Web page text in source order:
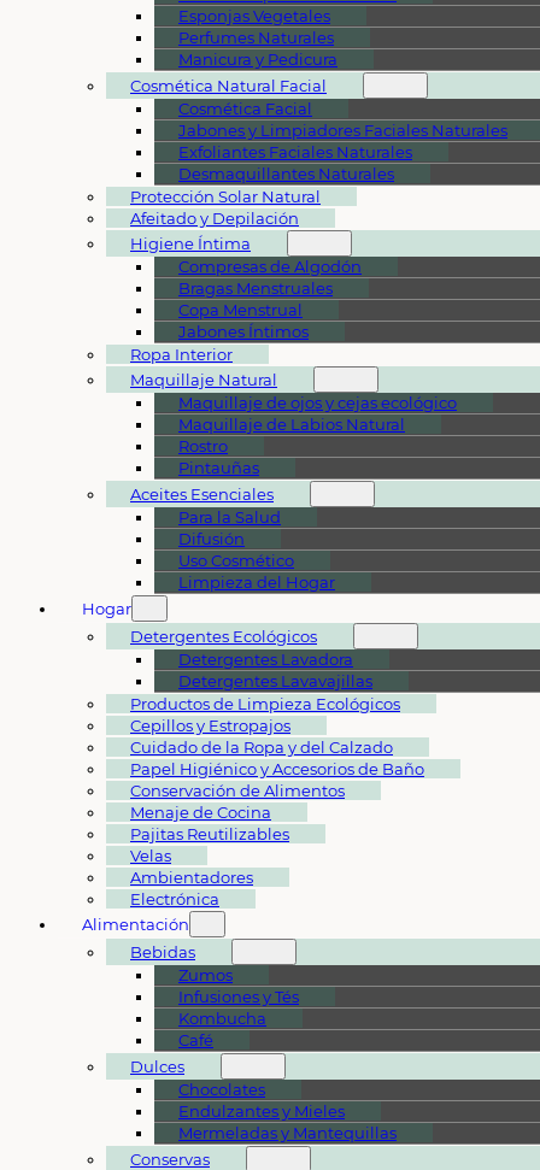
Esponjas Vegetales
Perfumes Naturales
Manicura y Pedicura
Cosmética Natural Facial
Cosmética Facial
Jabones y Limpiadores Faciales Naturales
Exfoliantes Faciales Naturales
Desmaquillantes Naturales
Protección Solar Natural
Afeitado y Depilación
Higiene Íntima
Compresas de Algodón
Bragas Menstruales
Copa Menstrual
Jabones Íntimos
Ropa Interior
Maquillaje Natural
Maquillaje de ojos y cejas ecológico
Maquillaje de Labios Natural
Rostro
Pintauñas
Aceites Esenciales
Para la Salud
Difusión
Uso Cosmético
Limpieza del Hogar
Hogar
Detergentes Ecológicos
Detergentes Lavadora
Detergentes Lavavajillas
Productos de Limpieza Ecológicos
Cepillos y Estropajos
Cuidado de la Ropa y del Calzado
Papel Higiénico y Accesorios de Baño
Conservación de Alimentos
Menaje de Cocina
Pajitas Reutilizables
Velas
Ambientadores
Electrónica
Alimentación
Bebidas
Zumos
Infusiones y Tés
Kombucha
Café
Dulces
Chocolates
Endulzantes y Mieles
Mermeladas y Mantequillas
Conservas